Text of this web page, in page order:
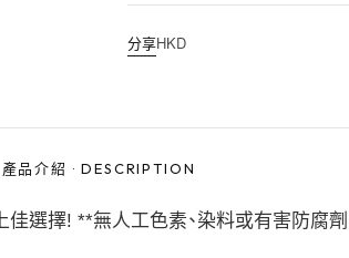
分享HKD
產品介紹 ·DESCRIPTION
選擇! **無人工色素、染料或有害防腐劑